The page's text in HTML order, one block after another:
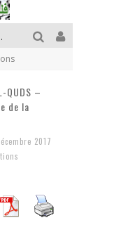
!
QUDS –
de la
2017